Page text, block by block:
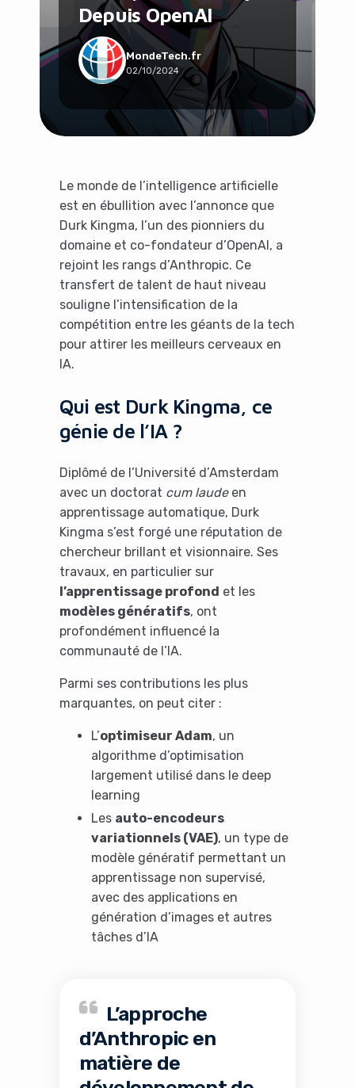
Depuis OpenAI
MondeTech.fr
02/10/2024
Le monde de l’intelligence artificielle
est en ébullition avec l’annonce que
Durk Kingma, l’un des pionniers du
domaine et co-fondateur d’OpenAI, a
rejoint les rangs d’Anthropic. Ce
transfert de talent de haut niveau
souligne l’intensification de la
compétition entre les géants de la tech
pour attirer les meilleurs cerveaux en
IA.
Qui est Durk Kingma, ce
génie de l’IA ?
Diplômé de l’Université d’Amsterdam
avec un doctorat cum laudeen
apprentissage automatique, Durk
Kingma s’est forgé une réputation de
chercheur brillant et visionnaire. Ses
travaux, en particulier sur
l’apprentissage profond et les
modèles génératifs, ont
profondément influencé la
communauté de l’IA.
Parmi ses contributions les plus
marquantes, on peut citer :
L’optimiseur Adam, un
algorithme d’optimisation
largement utilisé dans le deep
learning
Les auto-encodeurs
variationnels (VAE), un type de
modèle génératif permettant un
apprentissage non supervisé,
avec des applications en
génération d’images et autres
tâches d’IA
L’approche
d’Anthropic en
matière de
Social & Communauté
Tech & Développement
Travail & Productivité
Voyage